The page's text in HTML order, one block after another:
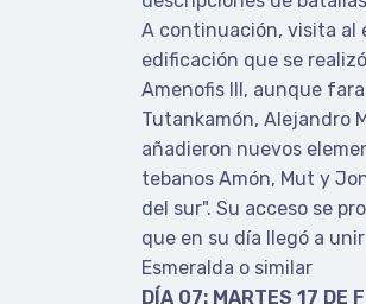
A continuación, visita al
edificación que se
Amenofis III, aunque
Tutankamón, Alejandro
añadieron nuevos
tebanos Amón, Mut y
del sur". Su acceso se
que en su día llegó a
Esmeralda o similar
DÍA 07: MARTES 17 DE